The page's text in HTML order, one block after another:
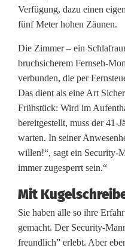
W
e
i
d
e
n
e
n
t
s
c
Verfügung, dazu einen
fünf Meter hohen Zäunen.
Die Zimmer – ein
bruchsicherem Fernseh-
verbunden, die per
Das dient als eine Art
Frühstück: Wird im
bereitgestellt, muss der 41-
warten. In seiner
willen!“, sagt ein Security-
immer zugesperrt sein.“
Mit
Sie haben alle so ihre
gemacht. Der Security-
freundlich” erlebt. Aber